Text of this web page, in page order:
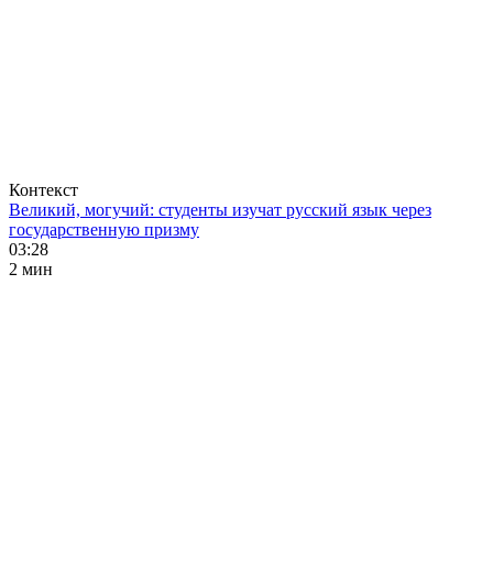
Контекст
Великий, могучий: студенты изучат русский язык через
государственную призму
03:28
2 мин